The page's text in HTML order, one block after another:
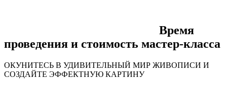
Время
проведения и стоимость мастер-класса
ОКУНИТЕСЬ В УДИВИТЕЛЬНЫЙ МИР ЖИВОПИСИ И
СОЗДАЙТЕ ЭФФЕКТНУЮ КАРТИНУ